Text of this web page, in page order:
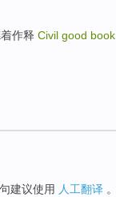
作释 Civil good
建议使用 人工翻译